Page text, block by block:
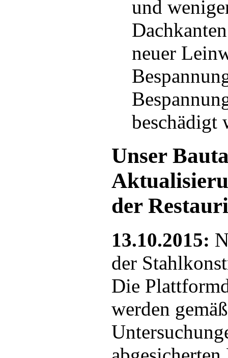
und
neuer
beschädigt
Unser
der
13.10.2015:
der
Die
werden